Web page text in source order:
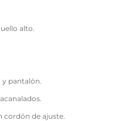
alto.
y pantalón.
cordón de ajuste.